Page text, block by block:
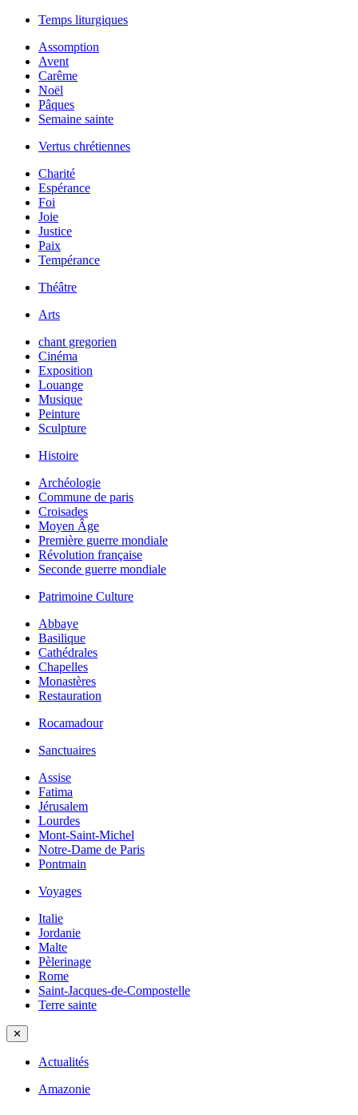
Temps liturgiques
Assomption
Avent
Carême
Noël
Pâques
Semaine sainte
Vertus chrétiennes
Charité
Espérance
Foi
Joie
Justice
Paix
Tempérance
Théâtre
Arts
chant gregorien
Cinéma
Exposition
Louange
Musique
Peinture
Sculpture
Histoire
Archéologie
Commune de paris
Croisades
Moyen Âge
Première guerre mondiale
Révolution française
Seconde guerre mondiale
Patrimoine Culture
Abbaye
Basilique
Cathédrales
Chapelles
Monastères
Restauration
Rocamadour
Sanctuaires
Assise
Fatima
Jérusalem
Lourdes
Mont-Saint-Michel
Notre-Dame de Paris
Pontmain
Voyages
Italie
Jordanie
Malte
Pèlerinage
Rome
Saint-Jacques-de-Compostelle
Terre sainte
✕
Actualités
Amazonie